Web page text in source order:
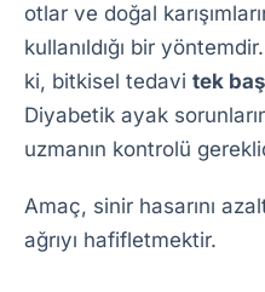
otlar ve doğal
kullanıldığı bir
ki, bitkisel tedavi tek
Diyabetik ayak
uzmanın kontrolü
Amaç, sinir hasarını
ağrıyı hafifletmektir.